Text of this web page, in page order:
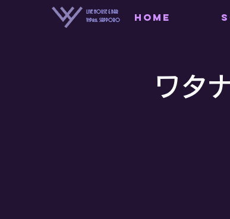
LIVE HOUSE & BAR
VyPass. SAPPORO
HOME
ワタ